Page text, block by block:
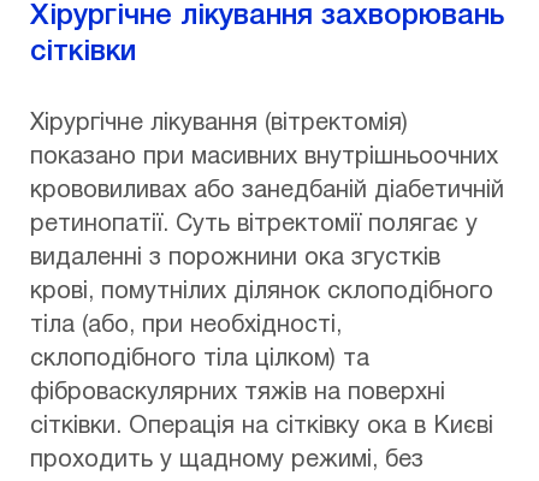
Хірургічне лікування захворювань
сітківки
Хірургічне лікування (вітректомія)
показано при масивних внутрішньоочних
крововиливах або занедбаній діабетичній
ретинопатії. Суть вітректомії полягає у
видаленні з порожнини ока згустків
крові, помутнілих ділянок склоподібного
тіла (або, при необхідності,
склоподібного тіла цілком) та
фіброваскулярних тяжів на поверхні
сітківки. Операція на сітківку ока в Києві
проходить у щадному режимі, без